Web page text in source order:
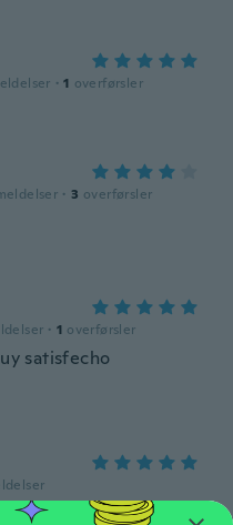
· 1 overførsler
· 3 overførsler
· 1 overførsler
satisfecho